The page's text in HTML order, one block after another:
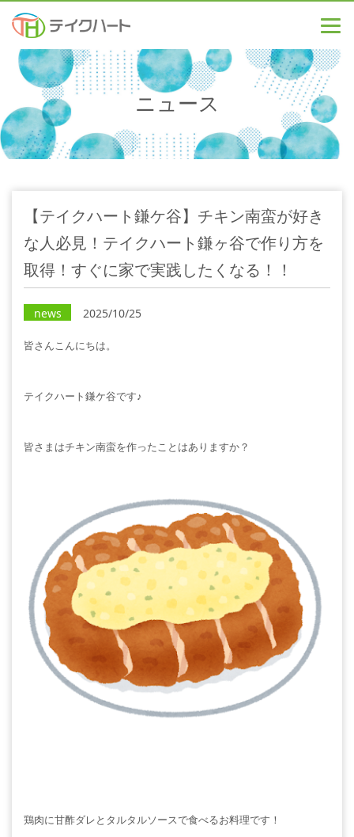
ニュース
【テイクハート鎌ケ谷】チキン南蛮が好き
な人必見！テイクハート鎌ヶ谷で作り方を
取得！すぐに家で実践したくなる！！
news 2025/10/25
皆さんこんにちは。
テイクハート鎌ケ谷です♪
皆さまはチキン南蛮を作ったことはありますか？
鶏肉に甘酢ダレとタルタルソースで食べるお料理です！